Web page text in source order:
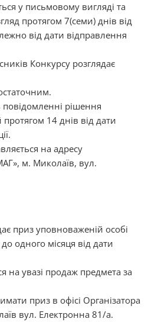
у письмовому вигляді та
протягом 7(семи) днів від
від дати відправлення
Конкурсу розглядає
рішення
протягом 14 днів від дати
на адресу
м. Миколаїв, вул.
приз уповноваженій особі
одного місяця від дати
на увазі продаж предмета за
приз в офісі Організатора
вул. Електронна 81/а.